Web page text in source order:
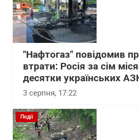
"Нафтогаз" повідомив
втрати: Росія за сім
десятки українських
3 серпня, 17:22
Події